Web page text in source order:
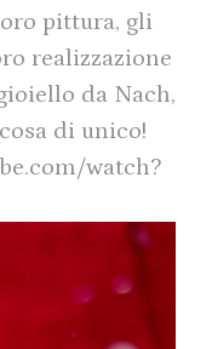
pittura, gli
realizzazione
da Nach,
di unico!
watch?